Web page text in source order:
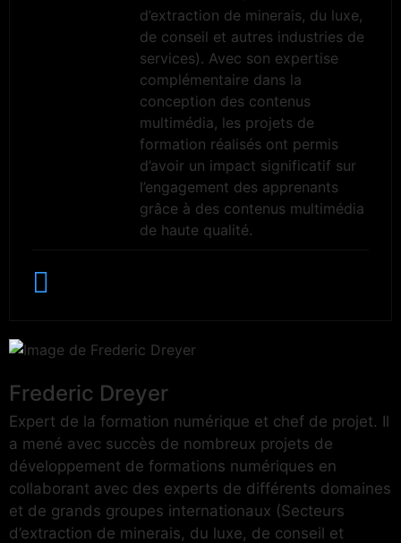
d’extraction de minerais, du luxe,
de conseil et autres industries de
services). Avec son expertise
complémentaire dans la
conception des contenus
multimédia, les projets de
formation réalisés ont permis
d’avoir un impact significatif sur
l’engagement des apprenants
grâce à des contenus multimédia
de haute qualité.
Frederic Dreyer
Expert de la formation numérique et chef de projet. Il
a mené avec succès de nombreux projets de
développement de formations numériques en
collaborant avec des experts de différents domaines
et de grands groupes internationaux (Secteurs
d’extraction de minerais, du luxe, de conseil et